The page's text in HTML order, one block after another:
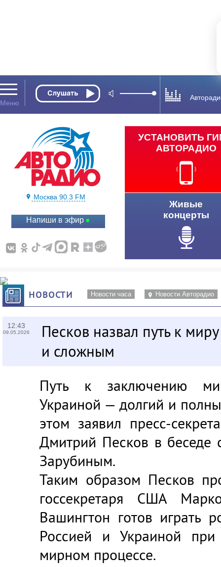
Москва 90.3 FM
Напиши в эфир
УСТАНОВИТЬ
АВТОРАДИО
Живые
концерты
НОВОСТИ Новости часа Новости Авторадио
12:43
09.05.2026
Песков назвал путь к
и сложным
Путь к заключению
Украиной — долгий и
этом заявил пресс-
Дмитрий Песков в беседе
Зарубиным.
Таким образом Песков
госсекретаря США
Вашингтон готов играть
Россией и Украиной при
мирном процессе.